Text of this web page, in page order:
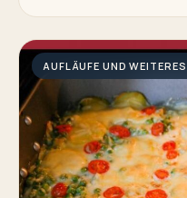
AUFLÄUFE UND